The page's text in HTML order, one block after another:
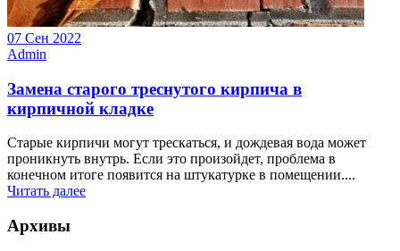
07 Сен 2022
Admin
Замена старого треснутого кирпича в
кирпичной кладке
Старые кирпичи могут трескаться, и дождевая вода может
проникнуть внутрь. Если это произойдет, проблема в
конечном итоге появится на штукатурке в помещении....
Читать далее
Архивы